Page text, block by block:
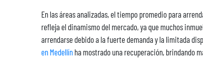
En las áreas analizadas, el tiempo promedio para
refleja el dinamismo del mercado, ya que muchos
arrendarse debido a la fuerte demanda y la limitada
en Medellín ha mostrado una recuperación, brindando